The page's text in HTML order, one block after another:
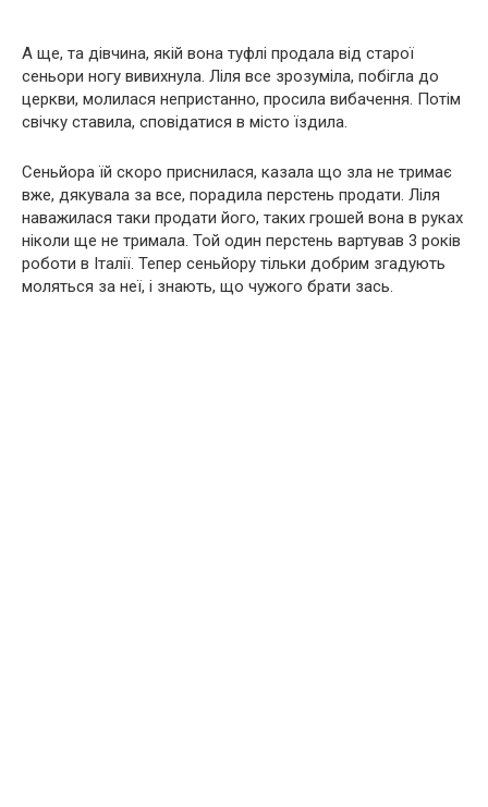
А ще, та дівчина, якій вона туфлі продала від старої
сеньори ногу вивихнула. Ліля все зрозуміла, побігла до
церкви, молилася непристанно, просила вибачення. Потім
свічку ставила, сповідатися в місто їздила.
Сеньйора їй скоро приснилася, казала що зла не тримає
вже, дякувала за все, порадила перстень продати. Ліля
наважилася таки продати його, таких грошей вона в руках
ніколи ще не тримала. Той один перстень вартував 3 років
роботи в Італії. Тепер сеньйору тільки добрим згадують
моляться за неї, і знають, що чужого брати зась.